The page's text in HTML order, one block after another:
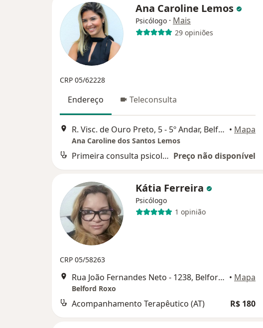
Ana Caroline Lemos
Psicólogo · Mais
29 opiniões
CRP 05/62228
Endereço Teleconsulta
R. Visc. de Ouro Preto, 5 - 5º Andar, Belford Roxo • Mapa
Ana Caroline dos Santos Lemos
Primeira consulta psicologia Preço não disponível
Kátia Ferreira
Psicólogo
1 opinião
CRP 05/58263
Rua João Fernandes Neto - 1238, Belford Roxo • Mapa
Belford Roxo
Acompanhamento Terapêutico (AT) R$ 180